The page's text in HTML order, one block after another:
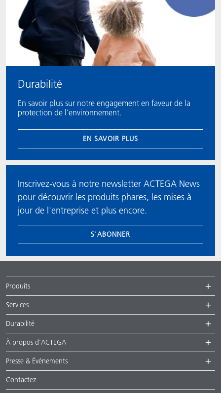
Durabilité
En savoir plus sur notre engagement en faveur de la
protection de l’environnement.
EN SAVOIR PLUS
Inscrivez-vous à notre newsletter ACTEGA News
pour découvrir les produits phares, les mises à
jour de l'entreprise et plus encore.
S'ABONNER
Produits
Services
Durabilité
À propos d’ACTEGA
Presse & Événements
Contactez